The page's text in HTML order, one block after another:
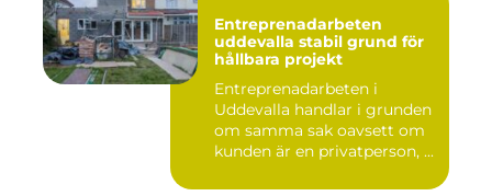
Entreprenadarbeten
uddevalla stabil grund för
hållbara projekt
Entreprenadarbeten i
Uddevalla handlar i grunden
om samma sak oavsett om
kunden är en privatperson, ...